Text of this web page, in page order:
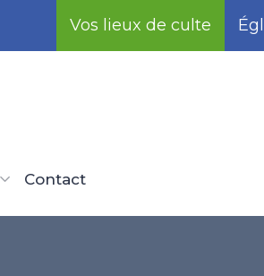
Vos lieux de culte
Contact